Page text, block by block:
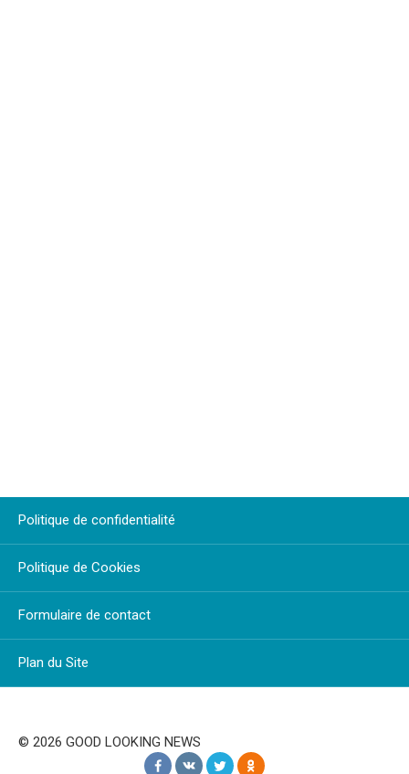
Politique de confidentialité
Politique de Cookies
Formulaire de contact
Plan du Site
© 2026 GOOD LOOKING NEWS